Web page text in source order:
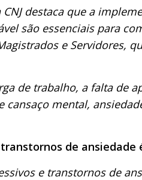
destaca que a
são essenciais para
e Servidores,
de trabalho, a falta de
mental,
de
e transtornos de